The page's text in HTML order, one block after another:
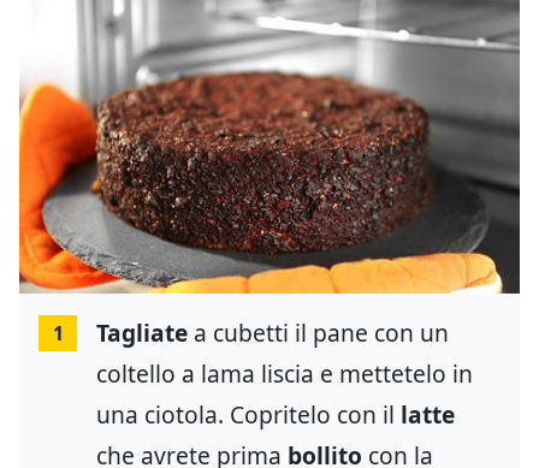
1 Tagliate a cubetti il pane con un
coltello a lama liscia e mettetelo in
una ciotola. Copritelo con il latte
che avrete prima bollito con la